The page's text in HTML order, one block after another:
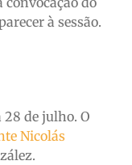
à sessão.
28 de julho. O
Nicolás